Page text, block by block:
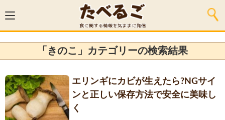
「きのこ」カテゴリーの検索結果
エリンギにカビが生えたら?NGサイ
ンと正しい保存方法で安全に美味し
く